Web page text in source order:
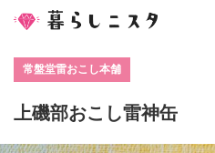
常盤堂雷おこし本舗
上磯部おこし雷神缶